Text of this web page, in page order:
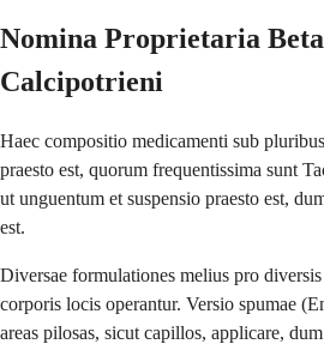
Nomina Proprietaria
Calcipotrieni
Haec compositio medicamenti sub
praesto est, quorum frequentissima sunt
ut unguentum et suspensio praesto est,
est.
Diversae formulationes melius pro
corporis locis operantur. Versio spumae
areas pilosas, sicut capillos, applicare,